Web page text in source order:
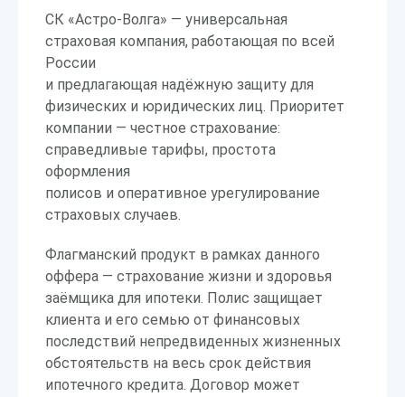
СК «Астро-Волга» — универсальная
страховая компания, работающая по всей
России
и предлагающая надёжную защиту для
физических и юридических лиц. Приоритет
компании — честное страхование:
справедливые тарифы, простота
оформления
полисов и оперативное урегулирование
страховых случаев.
Флагманский продукт в рамках данного
оффера — страхование жизни и здоровья
заёмщика для ипотеки. Полис защищает
клиента и его семью от финансовых
последствий непредвиденных жизненных
обстоятельств на весь срок действия
ипотечного кредита. Договор может